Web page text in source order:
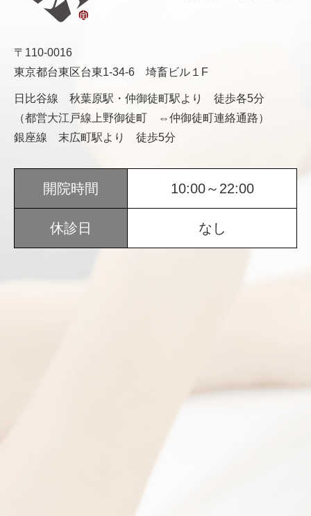
〒110-0016
東京都台東区台東1-34-6 埼畜ビル１F
日比谷線 秋葉原駅・仲御徒町駅より 徒歩各5分
（都営大江戸線上野御徒町 ⇔仲御徒町連絡通路）
銀座線 末広町駅より 徒歩5分
開院時間 10:00～22:00
休診日 なし